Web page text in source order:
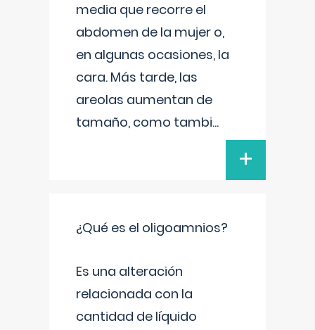
media que recorre el
abdomen de la mujer o,
en algunas ocasiones, la
cara. Más tarde, las
areolas aumentan de
tamaño, como tambi...
+
¿Qué es el oligoamnios?
Es una alteración
relacionada con la
cantidad de líquido